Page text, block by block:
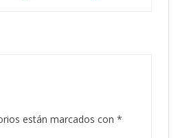
están marcados con *